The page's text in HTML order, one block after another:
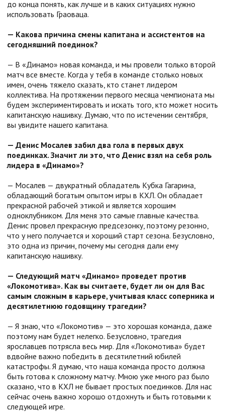
до конца понять, как лучше и в каких ситуациях нужно
использовать Граоваца.
— Какова причина смены капитана и ассистентов на
сегодняшний поединок?
— В «Динамо» новая команда, и мы провели только второй
матч все вместе. Когда у тебя в команде столько новых
имен, очень тяжело сказать, кто станет лидером
коллектива. На протяжении первого месяца чемпионата мы
будем экспериментировать и искать того, кто может носить
капитанскую нашивку. Думаю, что по истечении сентября,
вы увидите нашего капитана.
— Денис Мосалев забил два гола в первых двух
поединках. Значит ли это, что Денис взял на себя роль
лидера в «Динамо»?
— Мосалев — двукратный обладатель Кубка Гагарина,
обладающий богатым опытом игры в КХЛ. Он обладает
прекрасной рабочей этикой и является хорошим
одноклубником. Для меня это самые главные качества.
Денис провел прекрасную предсезонку, поэтому резонно,
что у него получается и хороший старт сезона. Безусловно,
это одна из причин, почему мы сегодня дали ему
капитанскую нашивку.
— Следующий матч «Динамо» проведет против
«Локомотива». Как вы считаете, будет ли он для Вас
самым сложным в карьере, учитывая класс соперника и
десятилетнюю годовщину трагедии?
— Я знаю, что «Локомотив» — это хорошая команда, даже
поэтому нам будет нелегко. Безусловно, трагедия
ярославцев потрясла весь мир. Для «Локомотива» будет
вдвойне важно победить в десятилетний юбилей
катастрофы. Я думаю, что наша команда просто должна
быть готова к сложному матчу. Мною уже много раз было
сказано, что в КХЛ не бывает простых поединков. Для нас
сейчас очень важно хорошо отдохнуть и быть готовыми к
следующей игре.